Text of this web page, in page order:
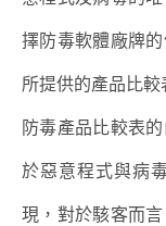
擇防毒軟體廠牌
所提供的產品比
防毒產品比較表
於惡意程式與病
現，對於駭客而